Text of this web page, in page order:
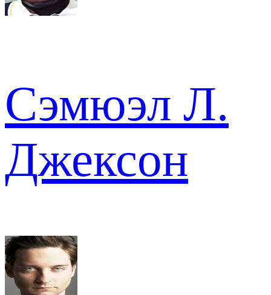
Сэмюэл Л.
Джексон